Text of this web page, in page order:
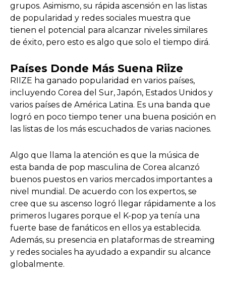
grupos. Asimismo, su rápida ascensión en las listas
de popularidad y redes sociales muestra que
tienen el potencial para alcanzar niveles similares
de éxito, pero esto es algo que solo el tiempo dirá.
Países Donde Más Suena Riize
RIIZE ha ganado popularidad en varios países,
incluyendo Corea del Sur, Japón, Estados Unidos y
varios países de América Latina. Es una banda que
logró en poco tiempo tener una buena posición en
las listas de los más escuchados de varias naciones.
Algo que llama la atención es que la música de
esta banda de pop masculina de Corea alcanzó
buenos puestos en varios mercados importantes a
nivel mundial. De acuerdo con los expertos, se
cree que su ascenso logró llegar rápidamente a los
primeros lugares porque el K-pop ya tenía una
fuerte base de fanáticos en ellos ya establecida.
Además, su presencia en plataformas de streaming
y redes sociales ha ayudado a expandir su alcance
globalmente.